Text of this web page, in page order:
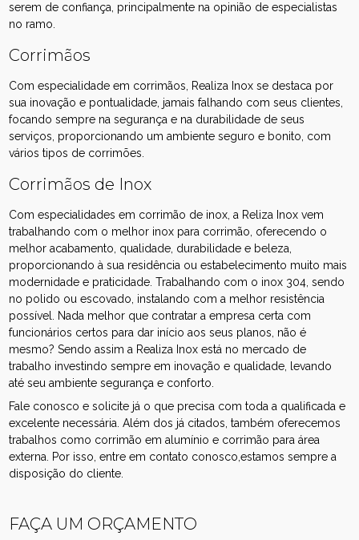
serem de confiança, principalmente na opinião de especialistas
no ramo.
Corrimãos
Com especialidade em corrimãos, Realiza Inox se destaca por
sua inovação e pontualidade, jamais falhando com seus clientes,
focando sempre na segurança e na durabilidade de seus
serviços, proporcionando um ambiente seguro e bonito, com
vários tipos de corrimões.
Corrimãos de Inox
Com especialidades em corrimão de inox, a Reliza Inox vem
trabalhando com o melhor inox para corrimão, oferecendo o
melhor acabamento, qualidade, durabilidade e beleza,
proporcionando à sua residência ou estabelecimento muito mais
modernidade e praticidade. Trabalhando com o inox 304, sendo
no polido ou escovado, instalando com a melhor resistência
possível. Nada melhor que contratar a empresa certa com
funcionários certos para dar início aos seus planos, não é
mesmo? Sendo assim a Realiza Inox está no mercado de
trabalho investindo sempre em inovação e qualidade, levando
até seu ambiente segurança e conforto.
Fale conosco e solicite já o que precisa com toda a qualificada e
excelente necessária. Além dos já citados, também oferecemos
trabalhos como corrimão em alumínio e corrimão para área
externa. Por isso, entre em contato conosco,estamos sempre a
disposição do cliente.
FAÇA UM ORÇAMENTO